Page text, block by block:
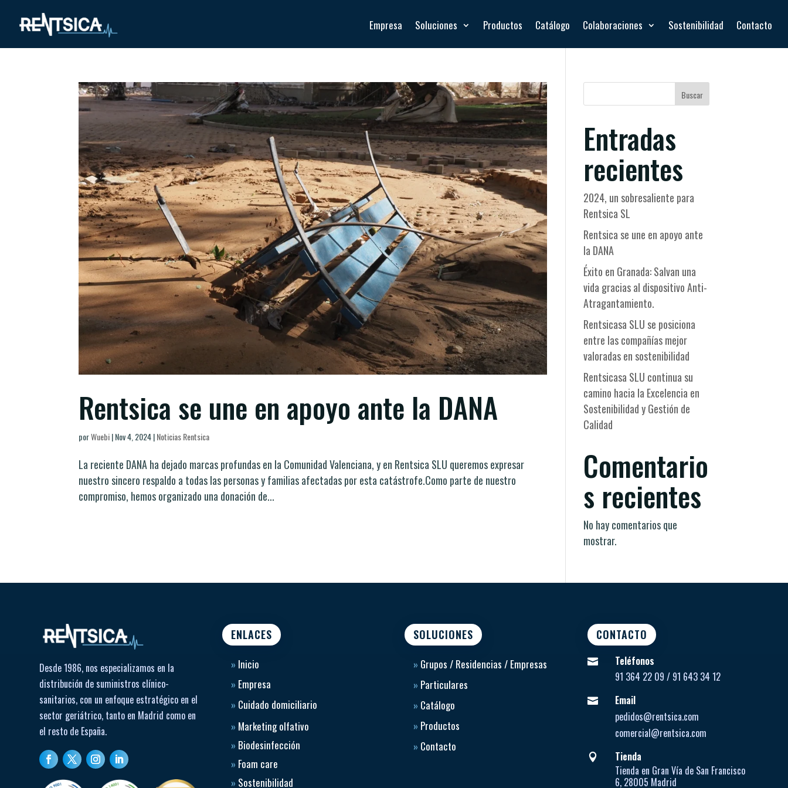
Empresa Soluciones Productos Catálogo Colaboraciones Sostenibilidad Contacto
Rentsica se une en apoyo ante la DANA
porWuebi|Nov 4, 2024|Noticias Rentsica
La reciente DANA ha dejado marcas profundas en la Comunidad Valenciana, y en Rentsica SLU queremos expresar
nuestro sincero respaldo a todas las personas y familias afectadas por esta catástrofe.Como parte de nuestro
compromiso, hemos organizado una donación de...
Buscar
Entradas
recientes
2024, un sobresaliente para
Rentsica SL
Rentsica se une en apoyo ante
la DANA
Éxito en Granada: Salvan una
vida gracias al dispositivo Anti-
Atragantamiento.
Rentsicasa SLU se posiciona
entre las compañías mejor
valoradas en sostenibilidad
Rentsicasa SLU continua su
camino hacia la Excelencia en
Sostenibilidad y Gestión de
Calidad
Comentario
s recientes
No hay comentarios que
mostrar.
Desde 1986, nos especializamos en la
distribución de suministros clínico-
sanitarios, con un enfoque estratégico en el
sector geriátrico, tanto en Madrid como en
el resto de España.
ENLACES
» Inicio
» Empresa
» Cuidado domiciliario
» Marketing olfativo
» Biodesinfección
» Foam care
» Sostenibilidad
SOLUCIONES
» Grupos / Residencias / Empresas
» Particulares
» Catálogo
» Productos
» Contacto
CONTACTO

Teléfonos
91 364 22 09 / 91 643 34 12

Email
pedidos@rentsica.com
comercial@rentsica.com

Tienda
Tienda en Gran Vía de San Francisco
6, 28005 Madrid